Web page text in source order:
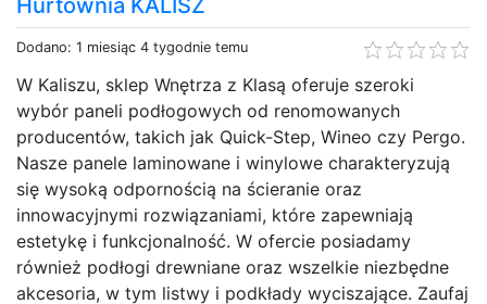
Dodano: 1 miesiąc 4 tygodnie temu
W Kaliszu, sklep Wnętrza z Klasą oferuje szeroki
wybór paneli podłogowych od renomowanych
producentów, takich jak Quick-Step, Wineo czy Pergo.
Nasze panele laminowane i winylowe charakteryzują
się wysoką odpornością na ścieranie oraz
innowacyjnymi rozwiązaniami, które zapewniają
estetykę i funkcjonalność. W ofercie posiadamy
również podłogi drewniane oraz wszelkie niezbędne
akcesoria, w tym listwy i podkłady wyciszające. Zaufaj